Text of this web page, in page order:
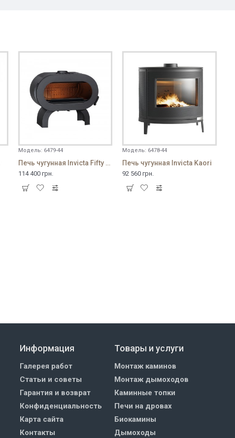
Модель: 6479-44
Печь чугунная Invicta Fifty Arche
114 400 грн.
Модель: 6478-44
Печь чугунная Invicta Kaori
92 560 грн.
Информация
Галерея работ
Статьи и советы
Гарантия и возврат
Конфиденциальность
Карта сайта
Контакты
Товары и услуги
Монтаж каминов
Монтаж дымоходов
Каминные топки
Печи на дровах
Биокамины
Дымоходы